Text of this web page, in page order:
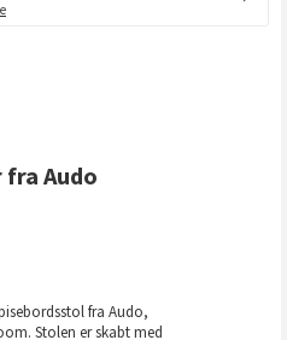
Audo
fra Audo,
Stolen er skabt med